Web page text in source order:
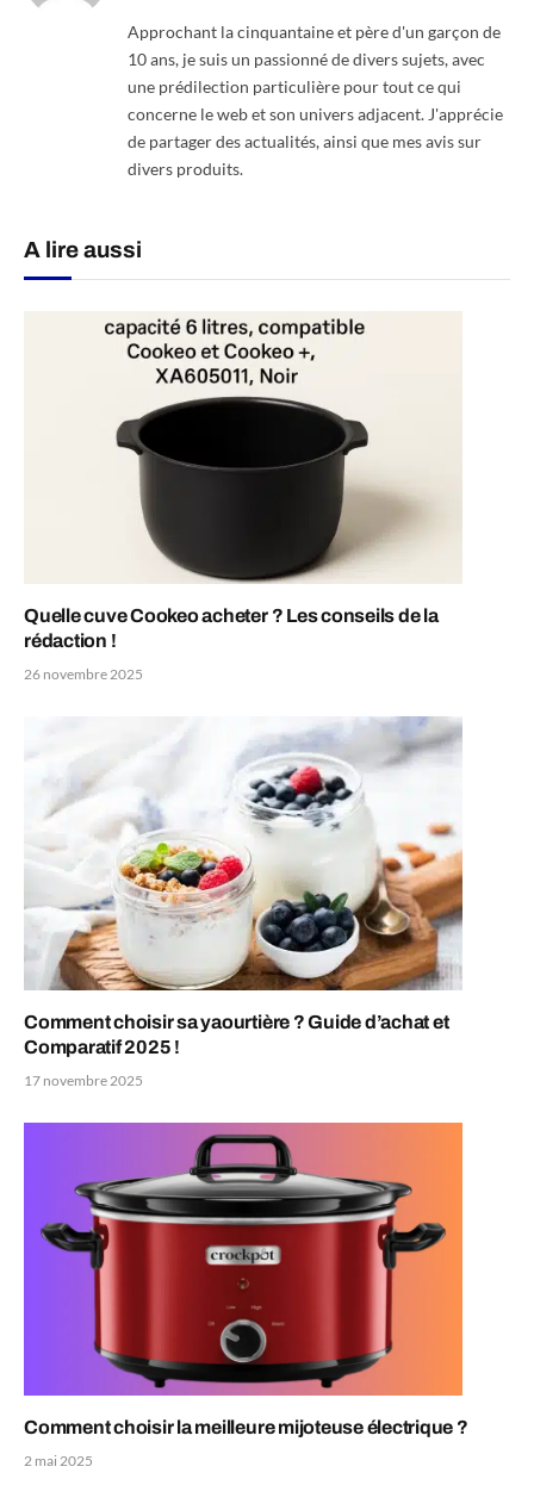
Approchant la cinquantaine et père d'un garçon de
10 ans, je suis un passionné de divers sujets, avec
une prédilection particulière pour tout ce qui
concerne le web et son univers adjacent. J'apprécie
de partager des actualités, ainsi que mes avis sur
divers produits.
A lire aussi
Quelle cuve Cookeo acheter ? Les conseils de la
rédaction !
26 novembre 2025
Comment choisir sa yaourtière ? Guide d’achat et
Comparatif 2025 !
17 novembre 2025
Comment choisir la meilleure mijoteuse électrique ?
2 mai 2025